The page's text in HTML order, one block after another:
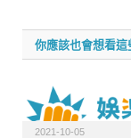
你應該也會想看
2021-10-05